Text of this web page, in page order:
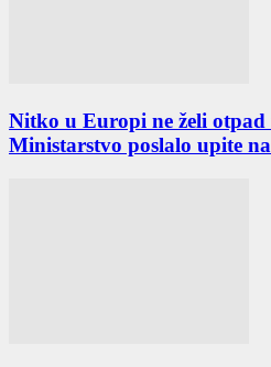
Nitko u Europi ne želi otpad
Ministarstvo poslalo upite